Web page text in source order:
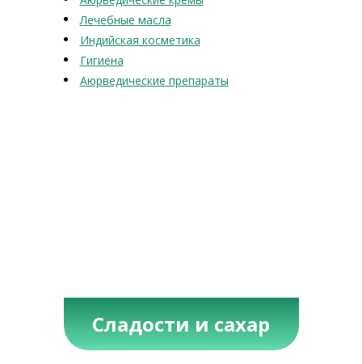
Лечебные масла
Индийская косметика
Гигиена
Аюрведические препараты
Сладости и сахар